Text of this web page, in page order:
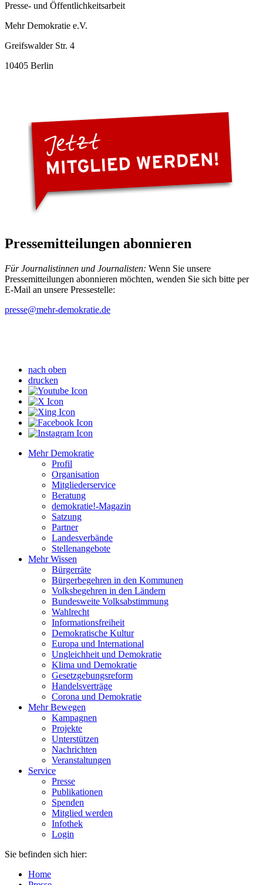
Presse- und Öffentlichkeitsarbeit
Mehr Demokratie e.V.
Greifswalder Str. 4
10405 Berlin
Pressemitteilungen abonnieren
Für Journalistinnen und Journalisten: Wenn Sie unsere
Pressemitteilungen abonnieren möchten, wenden Sie sich bitte per
E-Mail an unsere Pressestelle:
presse@mehr-demokratie.de
nach oben
drucken
Mehr Demokratie
Profil
Organisation
Mitgliederservice
Beratung
demokratie!-Magazin
Satzung
Partner
Landesverbände
Stellenangebote
Mehr Wissen
Bürgerräte
Bürgerbegehren in den Kommunen
Volksbegehren in den Ländern
Bundesweite Volksabstimmung
Wahlrecht
Informationsfreiheit
Demokratische Kultur
Europa und International
Ungleichheit und Demokratie
Klima und Demokratie
Gesetzgebungsreform
Handelsverträge
Corona und Demokratie
Mehr Bewegen
Kampagnen
Projekte
Unterstützen
Nachrichten
Veranstaltungen
Service
Presse
Publikationen
Spenden
Mitglied werden
Infothek
Login
Sie befinden sich hier:
Home